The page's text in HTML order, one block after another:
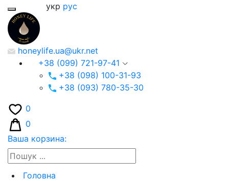
укр рус
honeylife.ua@ukr.net
+38 (099) 721-97-41
+38 (098) 100-31-93
+38 (093) 780-35-30
0
0
Ваша корзина:
Головна